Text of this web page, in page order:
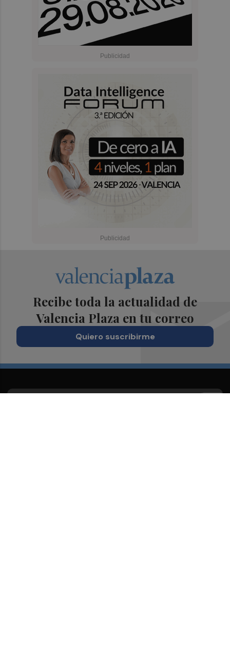
Recibe toda la actualidad de
Valencia Plaza en tu correo
Quiero suscribirme